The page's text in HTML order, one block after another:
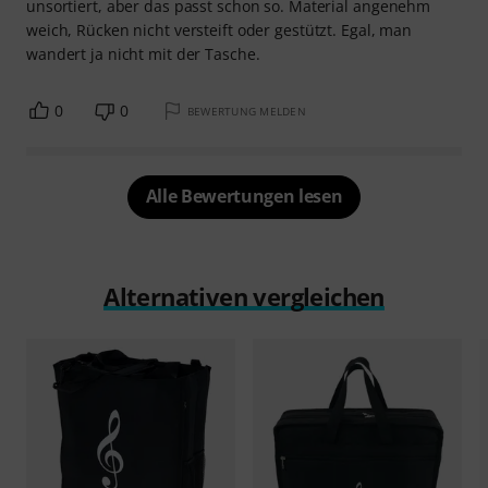
unsortiert, aber das passt schon so. Material angenehm
weich, Rücken nicht versteift oder gestützt. Egal, man
wandert ja nicht mit der Tasche.
0 0 BEWERTUNG MELDEN
Alle Bewertungen lesen
Alternativen vergleichen